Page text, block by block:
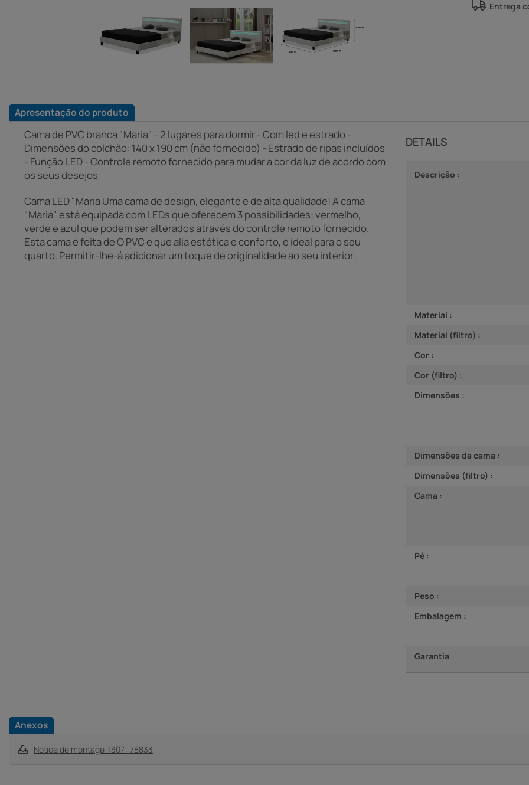
Entrega
Apresentação do produto
Cama de PVC branca "Maria" - 2 lugares para dormir - Com led e estrado -
Dimensões do colchão: 140 x 190 cm (não fornecido) - Estrado de ripas incluídos
- Função LED - Controle remoto fornecido para mudar a cor da luz de acordo com
os seus desejos
Cama LED "Maria Uma cama de design, elegante e de alta qualidade! A cama
"Maria" está equipada com LEDs que oferecem 3 possibilidades: vermelho,
verde e azul que podem ser alterados através do controle remoto fornecido.
Esta cama é feita de O PVC e que alia estética e conforto, é ideal para o seu
quarto. Permitir-lhe-á adicionar um toque de originalidade ao seu interior .
DETAILS
Descrição :
Material :
Material (filtro) :
Cor :
Cor (filtro) :
Dimensões :
Dimensões da cama :
Dimensões (filtro) :
Cama :
Pé :
Peso :
Embalagem :
Garantia
Anexos
Notice de montage-1307_78833